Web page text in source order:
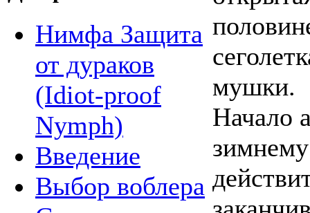
Нимфа Защита
от дураков
(Idiot-proof
Nymph)
Введение
Выбор воблера
мушки.
Начало